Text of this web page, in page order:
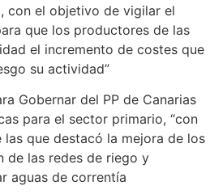
con el objetivo de vigilar el
que los productores de las
el incremento de costes que
su actividad”
Gobernar del PP de Canarias
para el sector primario, “con
las que destacó la mejora de los
de las redes de riego y
aguas de correntía